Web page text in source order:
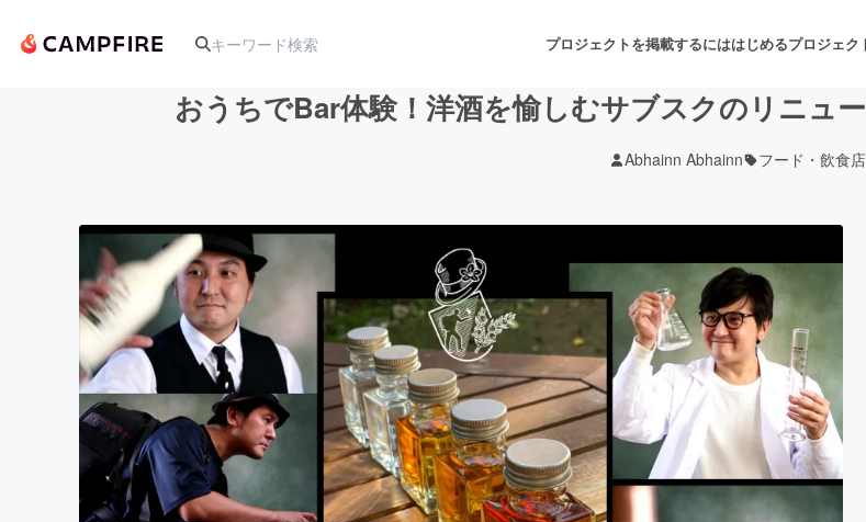
プロジェクトを掲載するにははじめるプロジェク
アート・写真 舞台・
テクノロジー・ガジェット ゲーム・サービス開発 フード
映像・映画 書籍・雑誌出版 アニメ
ビジネス・起業 チャレンジ ビュー
まちづくり・地域活性化
おうちでBar体験！洋酒を愉しむサブスクのリニュ
Abhainn Abhainn フード・飲食店